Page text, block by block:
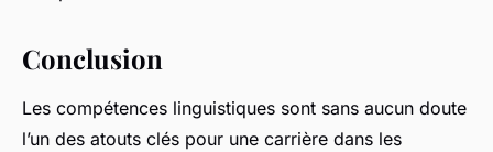
Conclusion
Les compétences linguistiques sont sans aucun doute
l’un des atouts clés pour une carrière dans les